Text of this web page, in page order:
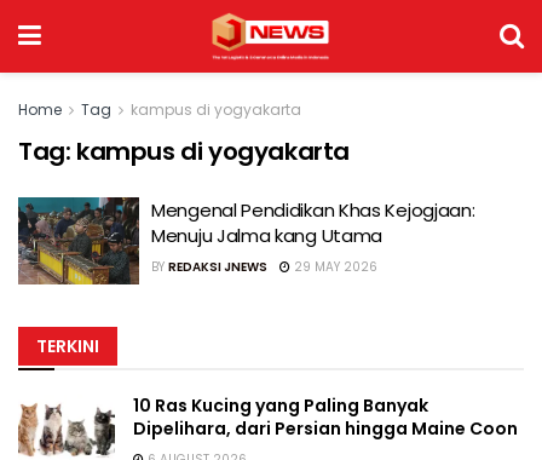
Home Tag kampus di yogyakarta
Tag: kampus di yogyakarta
Mengenal Pendidikan Khas Kejogjaan:
Menuju Jalma kang Utama
BY REDAKSI JNEWS 29 MAY 2026
TERKINI
10 Ras Kucing yang Paling Banyak
Dipelihara, dari Persian hingga Maine Coon